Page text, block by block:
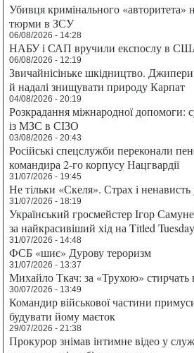
Убивця кримінального «авторитета»
тюрми в ЗСУ
06/08/2026 - 14:28
НАБУ і САП вручили експослу в
06/08/2026 - 12:19
Звичайнісіньке шкідництво.
й надалі знищувати природу Карпат
04/08/2026 - 20:19
Розкрадання міжнародної допомоги:
із МЗС в СІЗО
03/08/2026 - 20:43
Російські спецслужби переконали
командира 2-го корпусу Нацгвардії
31/07/2026 - 19:45
Не тільки «Скеля». Страх і
31/07/2026 - 18:19
Український гросмейстер Ігор
за найкрасивіший хід на Titled Tuesday
31/07/2026 - 14:48
ФСБ «шиє» Дурову тероризм
31/07/2026 - 13:37
Михайло Ткач: за «Трухою» стирчать
30/07/2026 - 13:49
Командир військової частини
будувати йому маєток
29/07/2026 - 21:38
Прокурор знімав інтимне відео у